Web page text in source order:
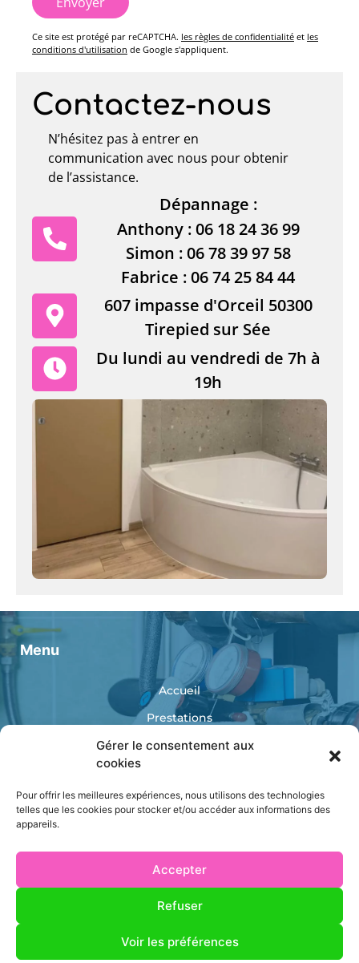
Gérer le consentement aux
cookies
Pour offrir les meilleures expériences, nous utilisons des technologies
telles que les cookies pour stocker et/ou accéder aux informations des
appareils.
Accepter
Refuser
Voir les préférences
Contactez-nous
N’hésitez pas à entrer en
communication avec nous pour obtenir
de l’assistance.
Dépannage :
Anthony :06 18 24 36 99
Simon :06 78 39 97 58
Fabrice :06 74 25 84 44
607 impasse d'Orceil 50300
Tirepied sur Sée
Du lundi au vendredi de 7h à
19h
Ce site est protégé par reCAPTCHA. les règles de confidentialité et les
conditions d'utilisation de Google s'appliquent.
Menu
Accueil
Prestations
Réalisations
Contact
Mentions légales
Politique de confidentialité